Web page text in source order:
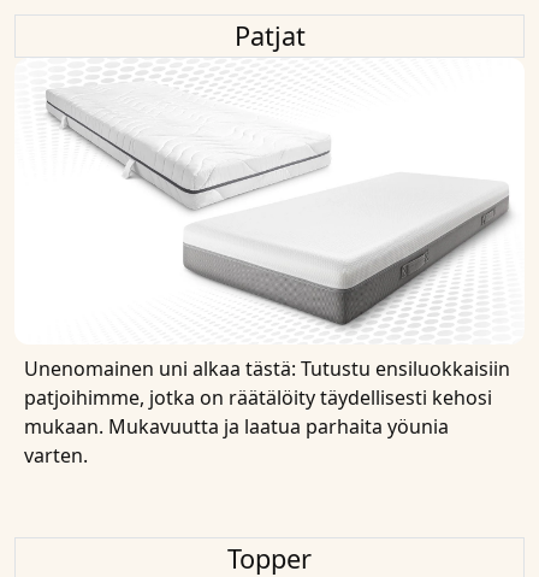
Patjat
Unenomainen uni alkaa tästä: Tutustu ensiluokkaisiin
patjoihimme, jotka on räätälöity täydellisesti kehosi
mukaan. Mukavuutta ja laatua parhaita yöunia
varten.
Topper